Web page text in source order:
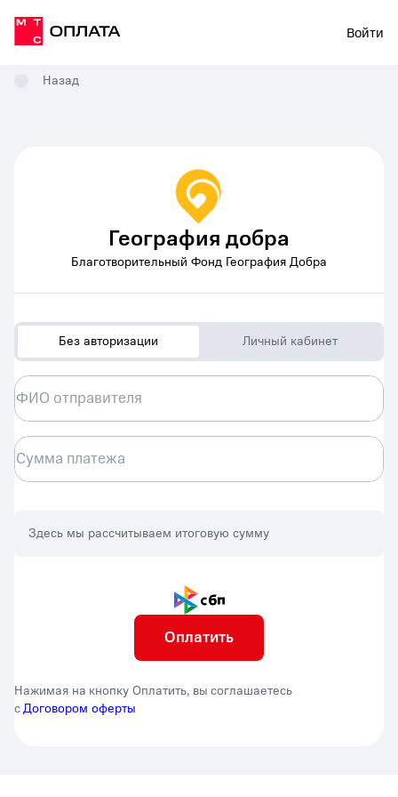
Войти
Назад
География добра
Благотворительный Фонд География Добра
Без авторизации Личный кабинет
ФИО отправителя
Сумма платежа
Здесь мы рассчитываем итоговую сумму
Нажимая на кнопку Оплатить, вы соглашаетесь
сДоговором оферты
Оплатить